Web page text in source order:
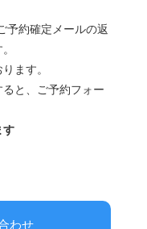
予約確定メールの返
ます。
と、ご予約フォー
す
わせ